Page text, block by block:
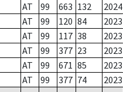
AT 99 663 132 2024
AT 99 120 84 2023
AT 99 117 38 2023
AT 99 377 23 2023
AT 99 671 85 2023
AT 99 377 74 2023